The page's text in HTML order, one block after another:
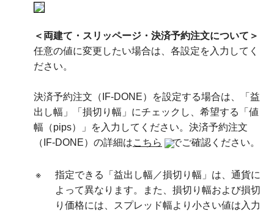
＜両建て・スリッページ・決済予約注文について＞
任意の値に変更したい場合は、各設定を入力してく
ださい。
決済予約注文（IF-DONE）を設定する場合は、「益
出し幅」「損切り幅」にチェックし、希望する「値
幅（pips）」を入力してください。決済予約注文
（IF-DONE）の詳細はこちら でご確認ください。
※
指定できる「益出し幅／損切り幅」は、通貨に
よって異なります。また、損切り幅および損切
り価格には、スプレッド幅より小さい値は入力